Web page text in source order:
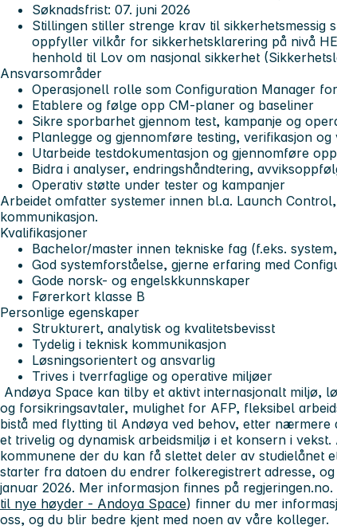
Søknadsfrist: 07. juni 2026
Stillingen stiller strenge krav til sikkerhetsmessig
oppfyller vilkår for sikkerhetsklarering på nivå
henhold til Lov om nasjonal sikkerhet
Ansvarsområder
Operasjonell rolle som Configuration Manager
Etablere og følge opp CM-planer og baseliner
Sikre sporbarhet gjennom test, kampanje og
Planlegge og gjennomføre testing, verifikasjon og
Utarbeide testdokumentasjon og gjennomføre
Bidra i analyser, endringshåndtering,
Operativ støtte under tester og kampanjer
Arbeidet omfatter systemer innen bl.a. Launch
kommunikasjon.
Kvalifikasjoner
Bachelor/master innen tekniske fag (f.eks.
God systemforståelse, gjerne erfaring med
Gode norsk- og engelskkunnskaper
Førerkort klasse B
Personlige egenskaper
Strukturert, analytisk og kvalitetsbevisst
Tydelig i teknisk kommunikasjon
Løsningsorientert og ansvarlig
Trives i tverrfaglige og operative miljøer
Andøya Space kan tilby et aktivt internasjonalt miljø,
og forsikringsavtaler, mulighet for AFP, fleksibel
bistå med flytting til Andøya ved behov, etter
et trivelig og dynamisk arbeidsmiljø i et konsern i
kommunene der du kan få slettet deler av studielånet
starter fra datoen du endrer folkeregistrert adresse, og
januar 2026. Mer informasjon finnes på
til nye høyder - Andoya Space) finner du mer
oss, og du blir bedre kjent med noen av våre kolleger.